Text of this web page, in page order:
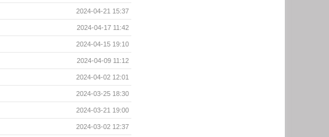
2024-04-21 15:37
2024-04-17 11:42
2024-04-15 19:10
2024-04-09 11:12
2024-04-02 12:01
2024-03-25 18:30
2024-03-21 19:00
2024-03-02 12:37